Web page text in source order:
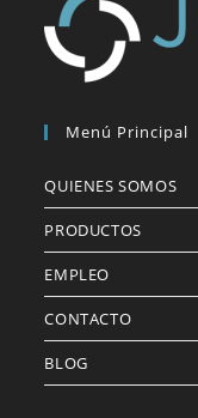
Menú Principal
QUIENES SOMOS
PRODUCTOS
EMPLEO
CONTACTO
BLOG